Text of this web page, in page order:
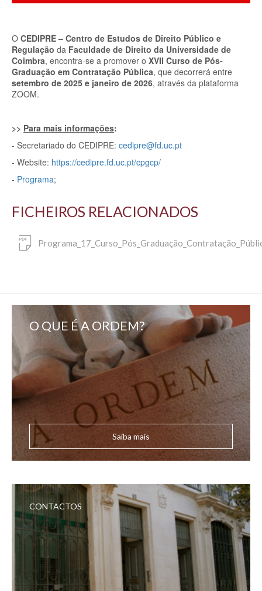
O CEDIPRE – Centro de Estudos de Direito Público e
Regulação da Faculdade de Direito da Universidade de
Coimbra, encontra-se a promover o XVII Curso de Pós-
Graduação em Contratação Pública, que decorrerá entre
setembro de 2025 e janeiro de 2026, através da plataforma
ZOOM.
>> Para mais informações:
- Secretariado do CEDIPRE: cedipre@fd.uc.pt
- Website: https://cedipre.fd.uc.pt/cpgcp/
- Programa;
FICHEIROS RELACIONADOS
O QUE É A ORDEM?
Saiba mais
CONTACTOS